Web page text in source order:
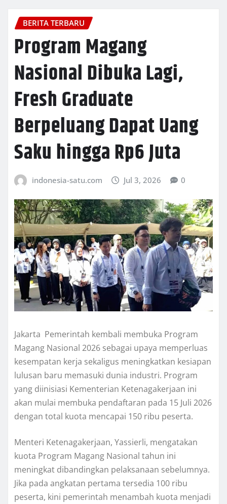
BERITA TERBARU
Program Magang
Nasional Dibuka Lagi,
Fresh Graduate
Berpeluang Dapat Uang
Saku hingga Rp6 Juta
indonesia-satu.com Jul 3, 2026 0
Jakarta  Pemerintah kembali membuka Program
Magang Nasional 2026 sebagai upaya memperluas
kesempatan kerja sekaligus meningkatkan kesiapan
lulusan baru memasuki dunia industri. Program
yang diinisiasi Kementerian Ketenagakerjaan ini
akan mulai membuka pendaftaran pada 15 Juli 2026
dengan total kuota mencapai 150 ribu peserta.
Menteri Ketenagakerjaan, Yassierli, mengatakan
kuota Program Magang Nasional tahun ini
meningkat dibandingkan pelaksanaan sebelumnya.
Jika pada angkatan pertama tersedia 100 ribu
peserta, kini pemerintah menambah kuota menjadi